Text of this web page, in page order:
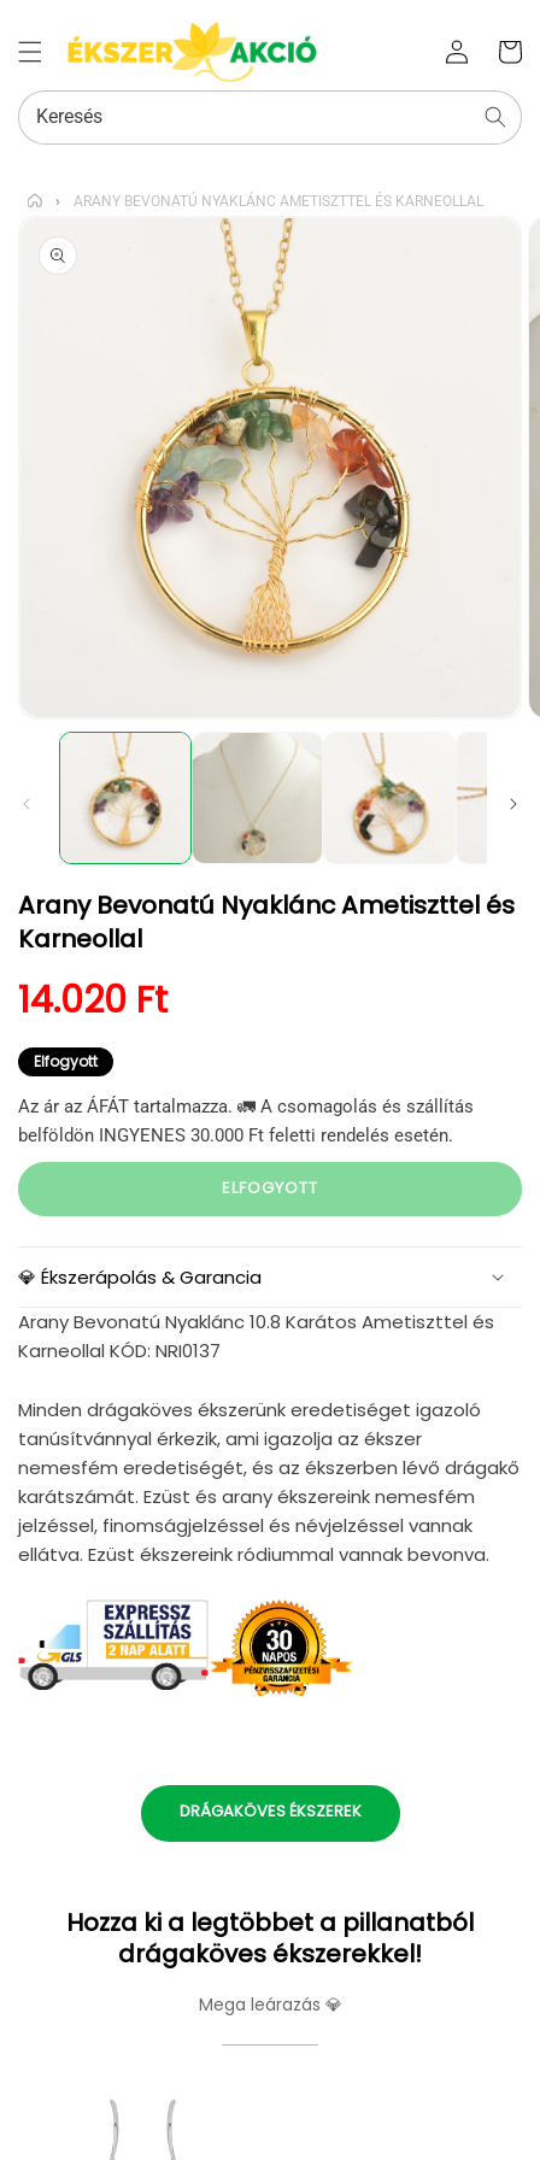
Bejelentkezés
kosara
Keresés
› ARANY BEVONATÚ NYAKLÁNC AMETISZTTEL ÉS KARNEOLLAL
UGRÁS A
TERMÉKADATOKRA
médiafájl
modális
párbeszédpanelen
Arany Bevonatú Nyaklánc Ametiszttel és
Karneollal
Normál ár
14.020 Ft
Elfogyott
Az ár az ÁFÁT tartalmazza. 🚛 A csomagolás és szállítás
belföldön INGYENES 30.000 Ft feletti rendelés esetén.
ELFOGYOTT
💎 Ékszerápolás & Garancia
Arany Bevonatú Nyaklánc 10.8 Karátos Ametiszttel és
Karneollal KÓD: NRI0137
Minden drágaköves ékszerünk eredetiséget igazoló
tanúsítvánnyal érkezik, ami igazolja az ékszer
nemesfém eredetiségét, és az ékszerben lévő drágakő
karátszámát. Ezüst és arany ékszereink nemesfém
jelzéssel, finomságjelzéssel és névjelzéssel vannak
ellátva. Ezüst ékszereink ródiummal vannak bevonva.
DRÁGAKÖVES ÉKSZEREK
Hozza ki a legtöbbet a pillanatból
drágaköves ékszerekkel!
Mega leárazás 💎